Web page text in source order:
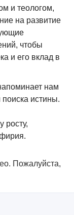
и теологом,
на развитие
чтобы
и его вклад в
нам
истины.
росту,
Пожалуйста,